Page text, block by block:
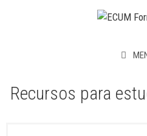
Recursos para